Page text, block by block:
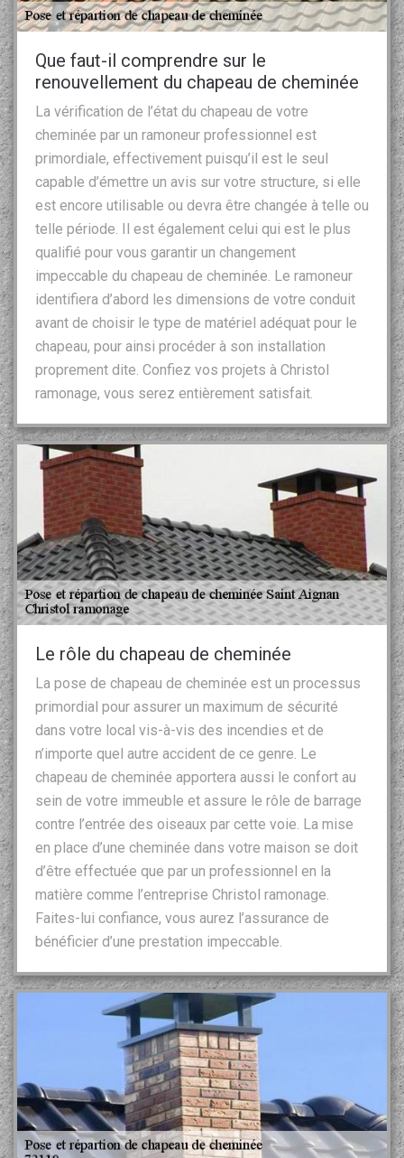
Que faut-il comprendre sur le
renouvellement du chapeau de cheminée
La vérification de l’état du chapeau de votre
cheminée par un ramoneur professionnel est
primordiale, effectivement puisqu’il est le seul
capable d’émettre un avis sur votre structure, si elle
est encore utilisable ou devra être changée à telle ou
telle période. Il est également celui qui est le plus
qualifié pour vous garantir un changement
impeccable du chapeau de cheminée. Le ramoneur
identifiera d’abord les dimensions de votre conduit
avant de choisir le type de matériel adéquat pour le
chapeau, pour ainsi procéder à son installation
proprement dite. Confiez vos projets à Christol
ramonage, vous serez entièrement satisfait.
Le rôle du chapeau de cheminée
La pose de chapeau de cheminée est un processus
primordial pour assurer un maximum de sécurité
dans votre local vis-à-vis des incendies et de
n’importe quel autre accident de ce genre. Le
chapeau de cheminée apportera aussi le confort au
sein de votre immeuble et assure le rôle de barrage
contre l’entrée des oiseaux par cette voie. La mise
en place d’une cheminée dans votre maison se doit
d’être effectuée que par un professionnel en la
matière comme l’entreprise Christol ramonage.
Faites-lui confiance, vous aurez l’assurance de
bénéficier d’une prestation impeccable.